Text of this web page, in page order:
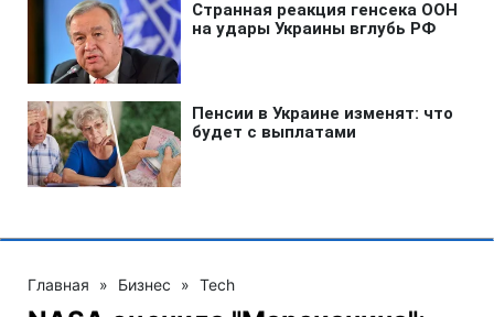
Главная » Бизнес » Tech